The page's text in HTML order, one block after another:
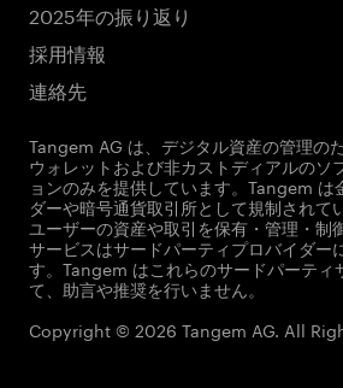
2025年の振り返り
採用情報
連絡先
Tangem AG は、デジタル資産の管理の
ウォレットおよび非カストディアルのソ
ョンのみを提供しています。Tangem は
ダーや暗号通貨取引所として規制されて
ユーザーの資産や取引を保有・管理・制
サービスはサードパーティプロバイダー
す。Tangem はこれらのサードパーティ
て、助言や推奨を行いません。